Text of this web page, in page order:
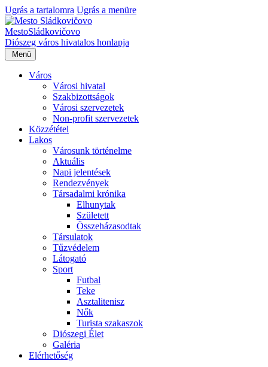
Ugrás a tartalomra Ugrás a menüre
MestoSládkovičovo
Diószeg város hivatalos honlapja
Menü
Város
Városi hivatal
Szakbizottságok
Városi szervezetek
Non-profit szervezetek
Közzététel
Lakos
Városunk történelme
Aktuális
Napi jelentések
Rendezvények
Társadalmi krónika
Elhunytak
Született
Összeházasodtak
Társulatok
Tűzvédelem
Látogató
Sport
Futbal
Teke
Asztalitenisz
Nők
Turista szakaszok
Diószegi Élet
Galéria
Elérhetőség